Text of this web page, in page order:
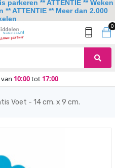
0
10:00tot 17:00
Voet - 14 cm. x 9 cm.
** ATTENTIE ** Weken
ATTENTIE ** Meer dan 2.000